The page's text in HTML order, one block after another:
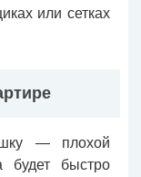
или сетках
— плохой
быстро